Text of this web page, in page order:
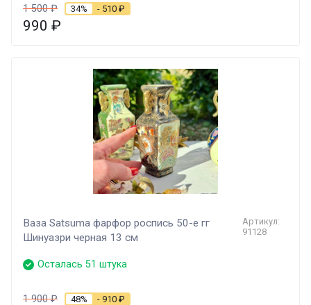
1 500₽ 34% - 510 ₽
990 ₽
Ваза Satsuma фарфор роспись 50-е гг
Шинуазри черная 13 см
Артикул:
91128
Осталась 51 штука
1 900₽ 48% - 910 ₽